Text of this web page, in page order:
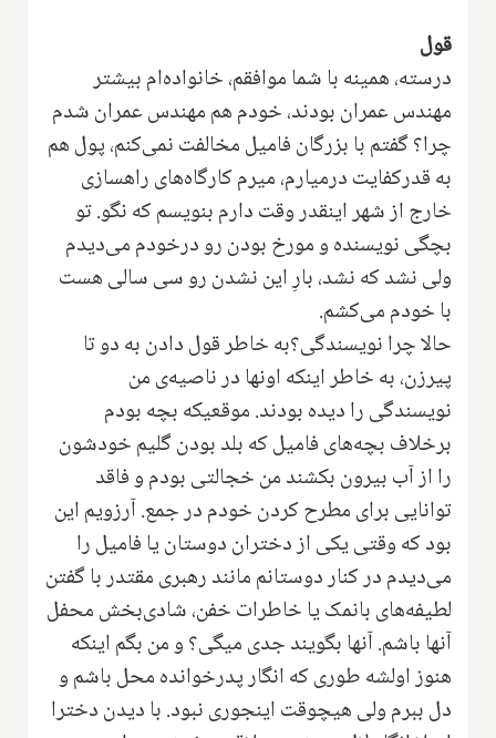
قول
درسته، همینه با شما موافقم، خانواده‌ام بیشتر
مهندس عمران بودند، خودم هم مهندس عمران شدم
چرا؟ گفتم با بزرگان فامیل مخالفت نمی‌کنم، پول هم
به قدرکفایت درمیارم، میرم کارگاه‌های راهسازی
خارج از شهر اینقدر وقت دارم بنویسم که نگو. تو
بچگی نویسنده و مورخ بودن رو درخودم می‌دیدم
ولی نشد که نشد، بارِ این نشدن رو سی سالی هست
با خودم می‌کشم.
حالا چرا نویسندگی؟به خاطر قول دادن به دو تا
پیرزن، به خاطر اینکه اونها در ناصیه‌ی من
نویسندگی را دیده بودند‌. موقعیکه بچه بودم
برخلاف بچه‌های فامیل که بلد بودن گلیم خودشون
را از آب بیرون بکشند من خجالتی بودم و فاقد
توانایی برای مطرح کردن خودم در جمع. آرزویم این
بود که وقتی یکی از دختران دوستان یا فامیل را
می‌دیدم در کنار دوستانم مانند رهبری مقتدر با گفتن
لطیفه‌های بانمک یا خاطرات خفن، شادی‌بخش محفل
آنها باشم. آنها بگویند جدی میگی؟ و من بگم اینکه
هنوز اولشه طوری که انگار پدرخوانده محل باشم و
دل ببرم ولی هیچوقت اینجوری نبود. با دیدن دخترا